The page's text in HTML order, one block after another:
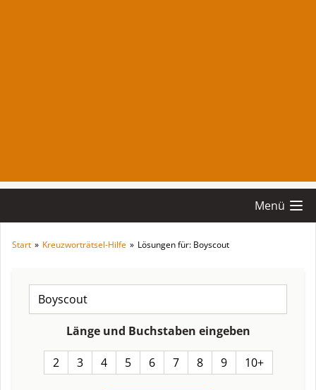
Menü
Start » Kreuzworträtsel-Hilfe » Lösungen für: Boyscout
Länge und Buchstaben eingeben
2 3 4 5 6 7 8 9 10+